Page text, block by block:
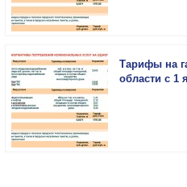
Тарифы на
области с 1